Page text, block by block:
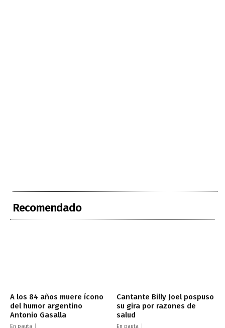
Recomendado
A los 84 años muere ícono
del humor argentino
Antonio Gasalla
En pauta
Cantante Billy Joel pospuso
su gira por razones de
salud
En pauta